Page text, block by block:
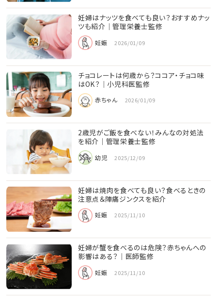
妊婦はナッツを食べても良い？おすすめナッ
ツも紹介｜管理栄養士監修
妊娠 2026/01/09
チョコレートは何歳から？ココア・チョコ味
はOK？｜小児科医監修
赤ちゃん 2026/01/09
2歳児がご飯を食べない！みんなの対処法
を紹介｜管理栄養士監修
幼児 2025/12/09
妊婦は焼肉を食べても良い？食べるときの
注意点＆陣痛ジンクスを紹介
妊娠 2025/11/10
妊婦が蟹を食べるのは危険？赤ちゃんへの
影響はある？｜医師監修
妊娠 2025/11/10